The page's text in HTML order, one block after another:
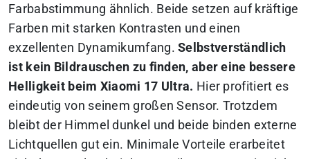
Farbabstimmung ähnlich. Beide setzen auf kräftige
Farben mit starken Kontrasten und einen
exzellenten Dynamikumfang.Selbstverständlich
ist kein Bildrauschen zu finden, aber eine bessere
Helligkeit beim Xiaomi 17 Ultra. Hier profitiert es
eindeutig von seinem großen Sensor. Trotzdem
bleibt der Himmel dunkel und beide binden externe
Lichtquellen gut ein. Minimale Vorteile erarbeitet